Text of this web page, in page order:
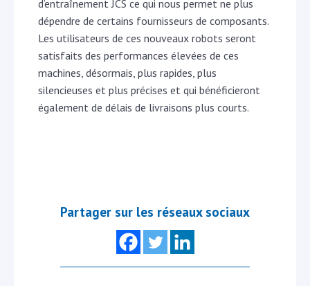
d’entraînement JCS ce qui nous permet ne plus
dépendre de certains fournisseurs de composants.
Les utilisateurs de ces nouveaux robots seront
satisfaits des performances élevées de ces
machines, désormais, plus rapides, plus
silencieuses et plus précises et qui bénéficieront
également de délais de livraisons plus courts.
Partager sur les réseaux sociaux